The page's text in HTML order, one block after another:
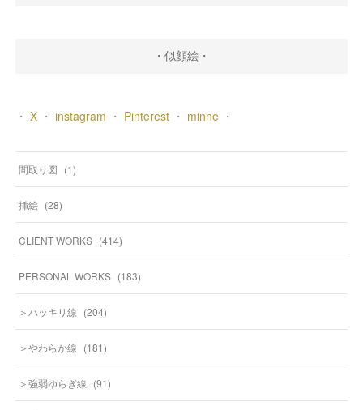
・似顔絵・
・ X・ instagram ・ Pinterest・ minne・
間取り図 (1)
挿絵 (28)
CLIENT WORKS (414)
PERSONAL WORKS (183)
＞ハッキリ線 (204)
＞やわらか線 (181)
＞強弱ゆらぎ線 (91)